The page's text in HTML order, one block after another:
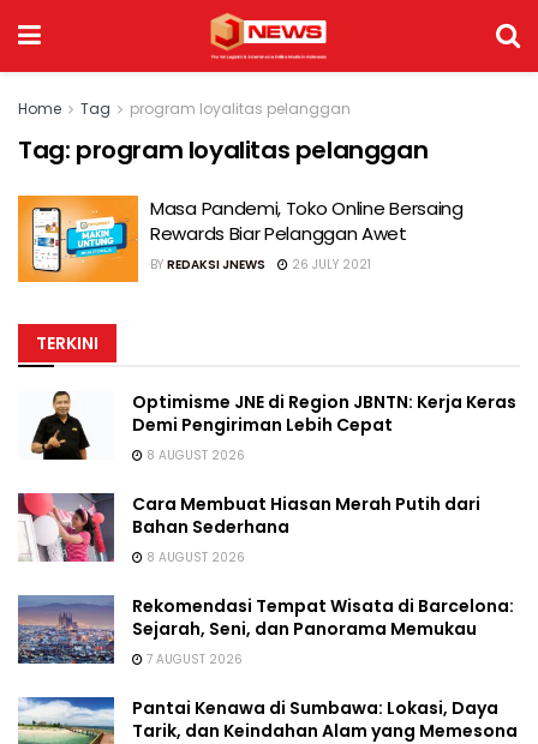
Home Tag program loyalitas pelanggan
Tag: program loyalitas pelanggan
Masa Pandemi, Toko Online Bersaing
Rewards Biar Pelanggan Awet
BY REDAKSI JNEWS 26 JULY 2021
TERKINI
Optimisme JNE di Region JBNTN: Kerja Keras
Demi Pengiriman Lebih Cepat
8 AUGUST 2026
Cara Membuat Hiasan Merah Putih dari
Bahan Sederhana
8 AUGUST 2026
Rekomendasi Tempat Wisata di Barcelona:
Sejarah, Seni, dan Panorama Memukau
7 AUGUST 2026
Pantai Kenawa di Sumbawa: Lokasi, Daya
Tarik, dan Keindahan Alam yang Memesona